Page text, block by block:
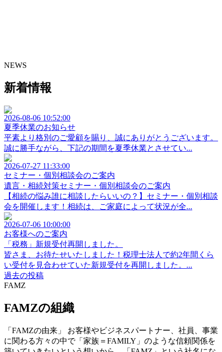
NEWS
新着情報
2026-08-06 10:52:00
夏季休業のお知らせ
平素より格別のご愛顧を賜り、誠にありがとうございます。
誠に勝手ながら、下記の期間を夏季休業とさせてい...
2026-07-27 11:33:00
セミナー・個別相談会のご案内
遺言・相続対策セミナー・個別相談会のご案内
【相続の悩み誰に相談したらいいの？】セミナー・個別相談
会を開催します！相続は、ご家庭によって状況が全...
2026-07-06 10:00:00
お客様へのご案内
「税務」新規受付再開しました。
皆さま、お待たせいたしました！税理士法人で約2年間くら
い受付を見合わせていた新規受付を再開しました。...
過去の投稿
FAMZ
FAMZの組織
「FAMZの由来」 お客様やビジネスパートナー、社員、事業
に関わる方々の中で「家族＝FAMILY」のような信頼関係を